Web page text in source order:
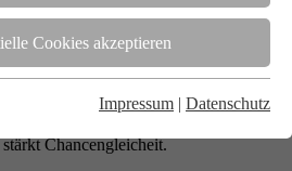
Cookies akzeptieren
Impressum | Datenschutz
ist in unseren Mitarbeiter:innen
Chancengleicheit.